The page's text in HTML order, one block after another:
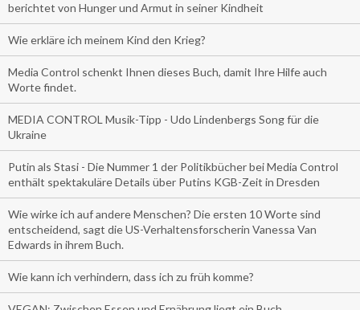
berichtet von Hunger und Armut in seiner Kindheit
Wie erkläre ich meinem Kind den Krieg?
Media Control schenkt Ihnen dieses Buch, damit Ihre Hilfe auch
Worte findet.
MEDIA CONTROL Musik-Tipp - Udo Lindenbergs Song für die
Ukraine
Putin als Stasi - Die Nummer 1 der Politikbücher bei Media Control
enthält spektakuläre Details über Putins KGB-Zeit in Dresden
Wie wirke ich auf andere Menschen? Die ersten 10 Worte sind
entscheidend, sagt die US-Verhaltensforscherin Vanessa Van
Edwards in ihrem Buch.
Wie kann ich verhindern, dass ich zu früh komme?